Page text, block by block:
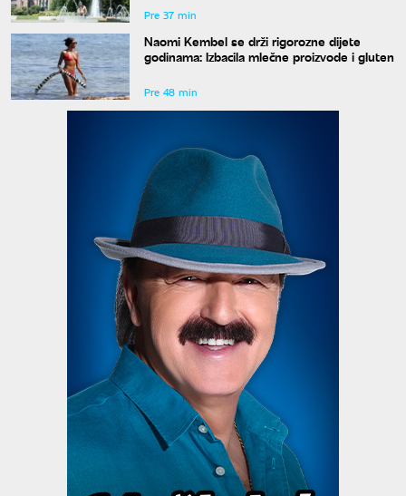
Pre 37 min
Naomi Kembel se drži rigorozne dijete
godinama: Izbacila mlečne proizvode i gluten
Pre 48 min